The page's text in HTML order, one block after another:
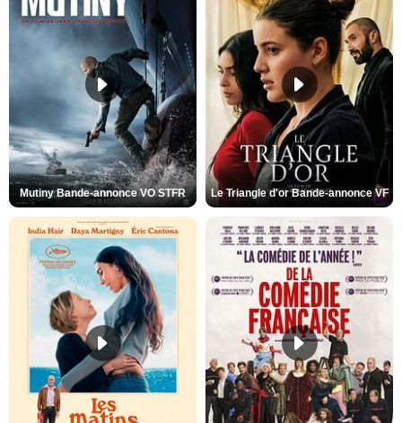
Mutiny Bande-annonce VO STFR Le Triangle d'or Bande-annonce VF